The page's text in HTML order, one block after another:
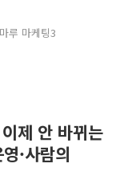
루 마케팅3
제 안 바뀌는
·사람의